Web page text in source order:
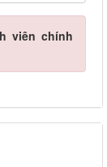
viên chính